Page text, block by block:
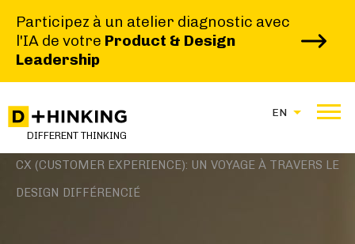
Participez à un atelier diagnostic avec
l'IA de votre Product & Design
Leadership
DIFFERENT THINKING
EN
HOME | BLOG |
CX (CUSTOMER EXPERIENCE): UN VOYAGE À TRAVERS LE
DESIGN DIFFÉRENCIÉ